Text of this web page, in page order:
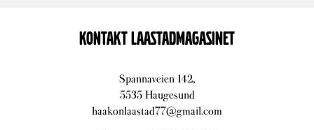
KONTAKT LAASTADMAGASINET
Spannaveien 142,
5535 Haugesund
haakonlaastad77@gmail.com